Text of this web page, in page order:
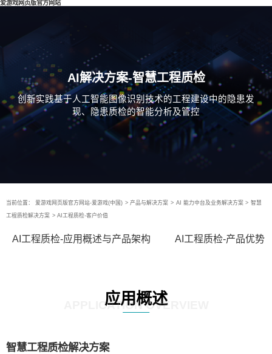
爱游戏网页版官方网站
AI解决方案-智慧工程质检
创新实践基于人工智能图像识别技术的工程建设中的隐患发
现、隐患质检的智能分析及管控
当前位置： 爱游戏网页版官方网站-爱游戏(中国) > 产品与解决方案 > AI 能力中台及业务解决方案 > 智慧
工程质检解决方案 > AI工程质检-客户价值
AI工程质检-应用概述与产品架构 AI工程质检-产品优势
应用概述
APPLICATION OVERVIEW
智慧工程质检解决方案